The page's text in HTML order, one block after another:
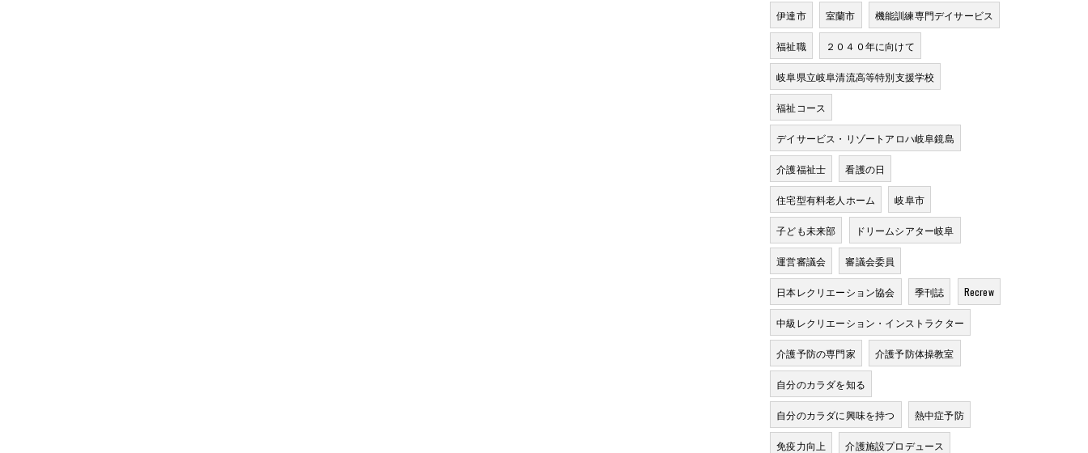
伊達市 室蘭市 機能訓練専門デイサービス
福祉職 ２０４０年に向けて
岐阜県立岐阜清流高等特別支援学校
福祉コース
デイサービス・リゾートアロハ岐阜鏡島
介護福祉士 看護の日
住宅型有料老人ホーム 岐阜市
子ども未来部 ドリームシアター岐阜
運営審議会 審議会委員
日本レクリエーション協会 季刊誌 Recrew
中級レクリエーション・インストラクター
介護予防の専門家 介護予防体操教室
自分のカラダを知る
自分のカラダに興味を持つ 熱中症予防
免疫力向上 介護施設プロデュース